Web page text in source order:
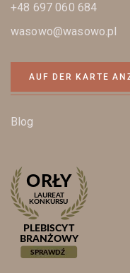
+48 697 060 684
wasowo@wasowo.pl
AUF DER KARTE
Blog